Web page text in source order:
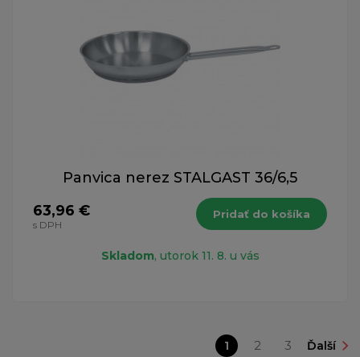
Panvica nerez STALGAST 36/6,5
63,96 €
s DPH
Pridať do košíka
Skladom, utorok 11. 8. u vás
1 2 3 Ďalší